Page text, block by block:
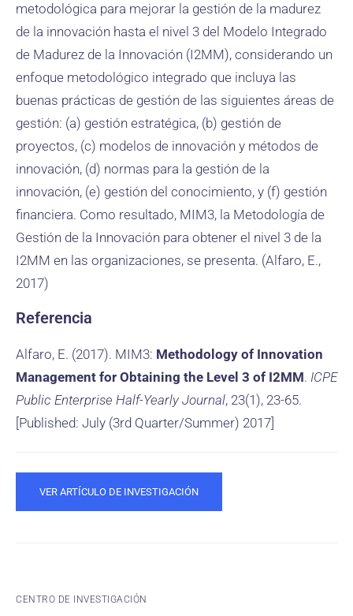
metodológica para mejorar la gestión de la madurez
de la innovación hasta el nivel 3 del Modelo Integrado
de Madurez de la Innovación (I2MM), considerando un
enfoque metodológico integrado que incluya las
buenas prácticas de gestión de las siguientes áreas de
gestión: (a) gestión estratégica, (b) gestión de
proyectos, (c) modelos de innovación y métodos de
innovación, (d) normas para la gestión de la
innovación, (e) gestión del conocimiento, y (f) gestión
financiera. Como resultado, MIM3, la Metodología de
Gestión de la Innovación para obtener el nivel 3 de la
I2MM en las organizaciones, se presenta. (Alfaro, E.,
2017)
Referencia
Alfaro, E. (2017). MIM3: Methodology of Innovation
Management for Obtaining the Level 3 of I2MM. ICPE
Public Enterprise Half-Yearly Journal, 23(1), 23-65.
[Published: July (3rd Quarter/Summer) 2017]
VER ARTÍCULO DE INVESTIGACIÓN
CENTRO DE INVESTIGACIÓN